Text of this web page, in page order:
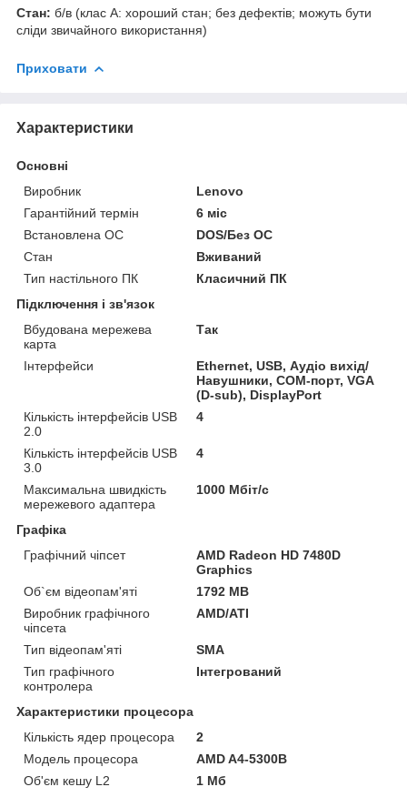
Стан: б/в (клас А: хороший стан; без дефектів; можуть бути
сліди звичайного використання)
Приховати
Характеристики
Основні
Виробник
Lenovo
Гарантійний термін
6 міс
Встановлена ОС
DOS/Без ОС
Стан
Вживаний
Тип настільного ПК
Класичний ПК
Підключення і зв'язок
Вбудована мережева
карта
Так
Інтерфейси
Ethernet, USB, Аудіо вихід/
Навушники, COM-порт, VGA
(D-sub), DisplayPort
Кількість інтерфейсів USB
2.0
4
Кількість інтерфейсів USB
3.0
4
Максимальна швидкість
мережевого адаптера
1000 Мбіт/с
Графіка
Графічний чіпсет
AMD Radeon HD 7480D
Graphics
Об`єм відеопам'яті
1792 MB
Виробник графічного
чіпсета
AMD/ATI
Тип відеопам'яті
SMA
Тип графічного
контролера
Інтегрований
Характеристики процесора
Кількість ядер процесора
2
Модель процесора
AMD A4-5300B
Об'єм кешу L2
1 Мб